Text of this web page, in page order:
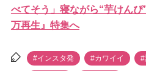
べてそう」寝ながら“芋けん
万再生』特集へ
#インスタ発 #カワイイ #